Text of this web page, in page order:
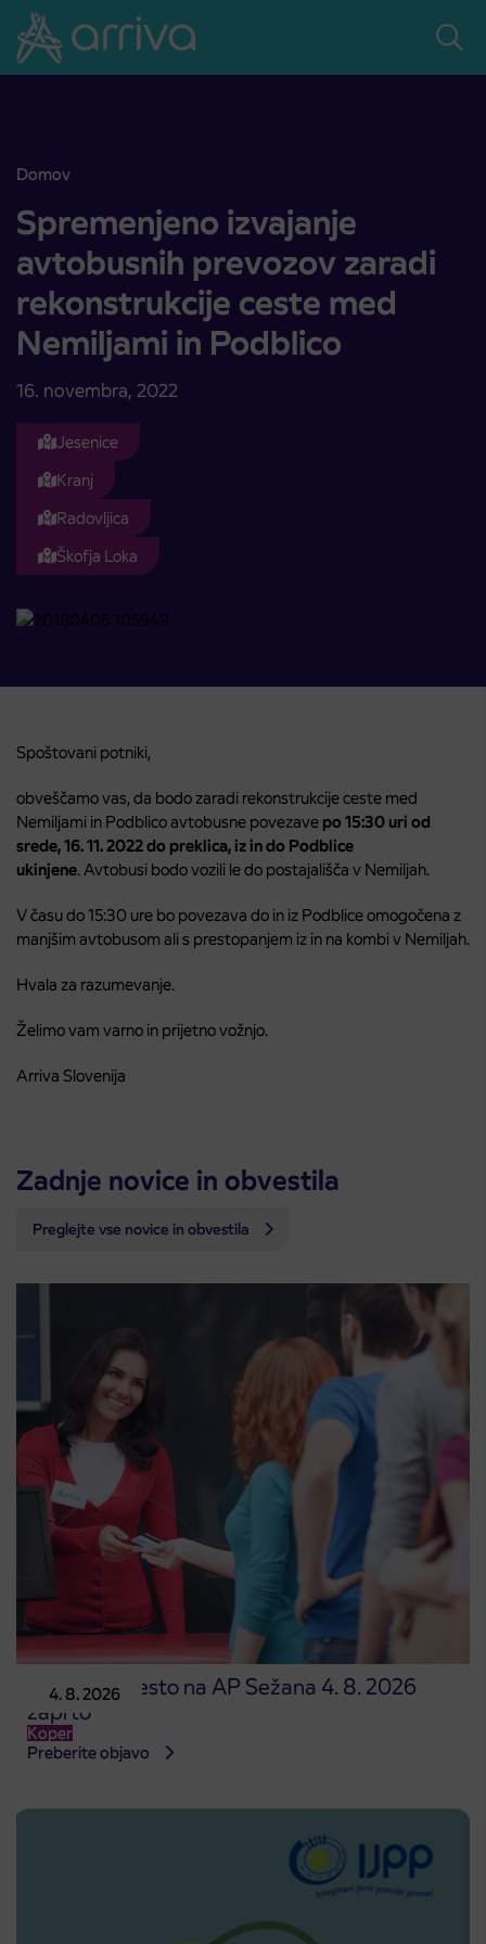
Skoči na vsebino
Domov
Spremenjeno izvajanje avtobusnih prevozov zaradi rekonstrukcije
Spremenjeno izvajanje
avtobusnih prevozov zaradi
rekonstrukcije ceste med
Nemiljami in Podblico
16. novembra, 2022
Jesenice
Kranj
Radovljica
Škofja Loka
Spoštovani potniki,
obveščamo vas, da bodo zaradi rekonstrukcije ceste med
Nemiljami in Podblico avtobusne povezave po 15:30 uri od
srede, 16. 11. 2022 do preklica, iz in do Podblice
ukinjene. Avtobusi bodo vozili le do postajališča v Nemiljah.
V času do 15:30 ure bo povezava do in iz Podblice omogočena z
manjšim avtobusom ali s prestopanjem iz in na kombi v Nemiljah.
Hvala za razumevanje.
Želimo vam varno in prijetno vožnjo.
Arriva Slovenija
Zadnje novice in obvestila
Preglejte vse novice in obvestila
4. 8. 2026
Prodajno mesto na AP Sežana 4. 8. 2026
zaprto
Koper
Preberite objavo